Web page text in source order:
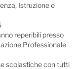
Istruzione e
reperibili presso
Professionale
scolastiche con tutti